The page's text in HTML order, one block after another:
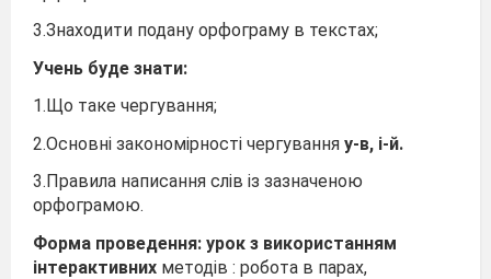
3.Знаходити подану орфограму в текстах;
Учень буде знати:
1.Що таке чергування;
2.Основні закономірності чергування у-в, і-й.
3.Правила написання слів із зазначеною
орфограмою.
Форма проведення: урок з використанням
інтерактивних методів : робота в парах,